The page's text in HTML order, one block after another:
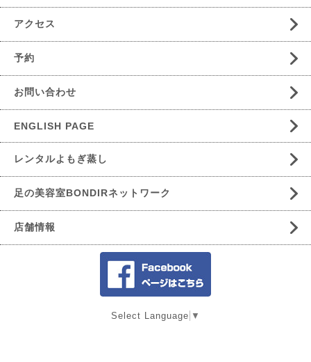
アクセス
予約
お問い合わせ
ENGLISH PAGE
レンタルよもぎ蒸し
足の美容室BONDIRネットワーク
店舗情報
Select Language ▼